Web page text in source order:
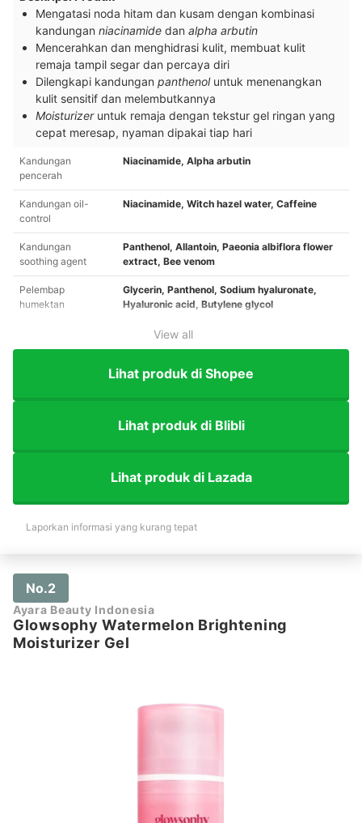
Mengatasi noda hitam dan kusam dengan kombinasi
kandungan niacinamide dan alpha arbutin
Mencerahkan dan menghidrasi kulit, membuat kulit
remaja tampil segar dan percaya diri
Dilengkapi kandungan panthenoluntuk menenangkan
kulit sensitif dan melembutkannya
Moisturizeruntuk remaja dengan tekstur gel ringan yang
cepat meresap, nyaman dipakai tiap hari
Kandungan
pencerah
Niacinamide, Alpha arbutin
Kandungan oil-
control
Niacinamide, Witch hazel water, Caffeine
Kandungan
soothing agent
Panthenol, Allantoin, Paeonia albiflora flower
extract, Bee venom
Pelembap
humektan
Glycerin, Panthenol, Sodium hyaluronate,
Hyaluronic acid, Butylene glycol
View all
Lihat produk di Shopee
Lihat produk di Blibli
Lihat produk di Lazada
Laporkan informasi yang kurang tepat
No.2
Ayara Beauty Indonesia
Glowsophy Watermelon Brightening
Moisturizer Gel